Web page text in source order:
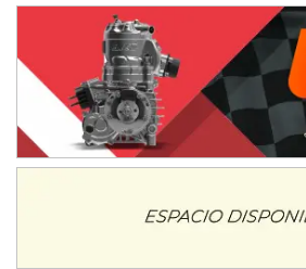
El Timbó (Tucumán)
COBERTURA ESPECIAL DE E-KART.COM.AR
08/09-AGO
IAME SERIES ARGENTINA 6
Ramiro Tot (Asfalto)
Baradero (Buenos Aires)
Ciudad de Trenque Lauquen (Asfalto)